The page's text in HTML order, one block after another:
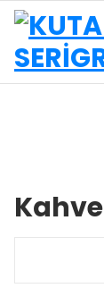
İçeriğe
geç